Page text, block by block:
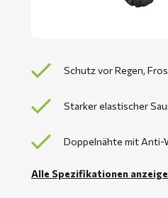
Schutz vor Regen,
Starker elastischer
Doppelnähte mit Anti-
Alle Spezifikationen